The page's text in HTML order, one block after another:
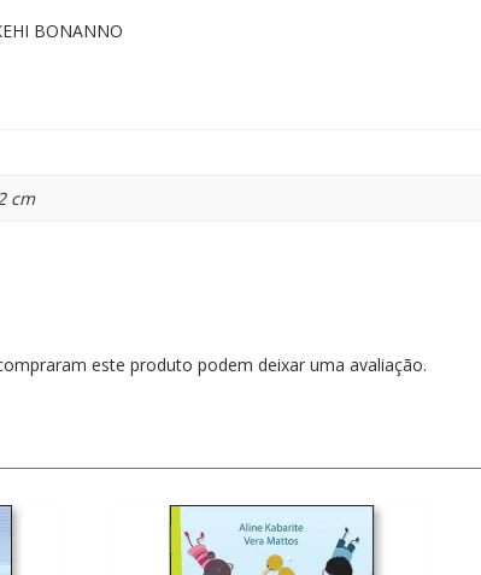
BONANNO
cm
este produto podem deixar uma avaliação.